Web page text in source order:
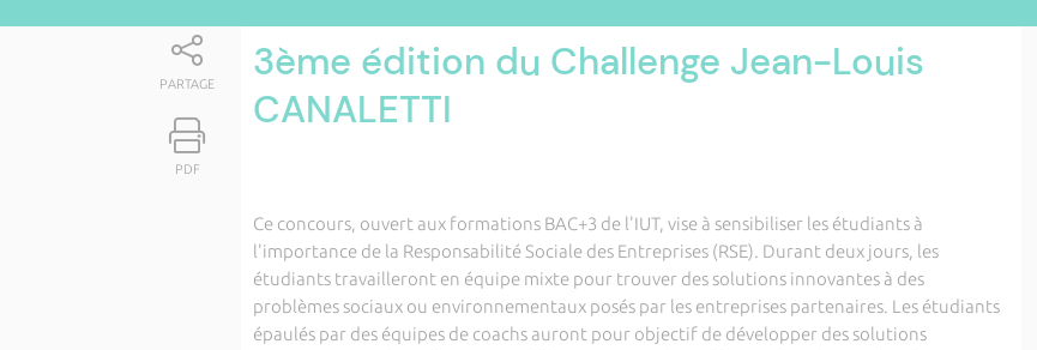
PARTAGE
PDF
3ème édition du Challenge Jean-Louis
CANALETTI
Ce concours, ouvert aux formations BAC+3 de l'IUT, vise à sensibiliser les étudiants à
l'importance de la Responsabilité Sociale des Entreprises (RSE). Durant deux jours, les
étudiants travailleront en équipe mixte pour trouver des solutions innovantes à des
problèmes sociaux ou environnementaux posés par les entreprises partenaires. Les étudiants
épaulés par des équipes de coachs auront pour objectif de développer des solutions